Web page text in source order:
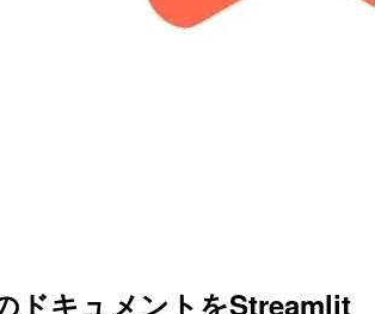
ドキュメントをStreamlit